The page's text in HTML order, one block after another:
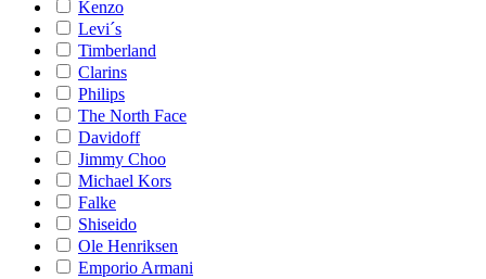
Kenzo
Levi´s
Timberland
Clarins
Philips
The North Face
Davidoff
Jimmy Choo
Michael Kors
Falke
Shiseido
Ole Henriksen
Emporio Armani